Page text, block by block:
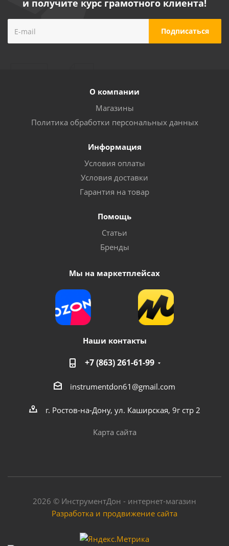
и получите курс грамотного клиента!
О компании
Магазины
Политика обработки персональных данных
Информация
Условия оплаты
Условия доставки
Гарантия на товар
Помощь
Статьи
Бренды
Мы на маркетплейсах
Наши контакты
+7 (863) 261-61-99
instrumentdon61@gmail.com
г. Ростов-на-Дону, ул. Каширская, 9г стр 2
Карта сайта
2026 © ИнструментДон - интернет-магазин
Разработка и продвижение сайта